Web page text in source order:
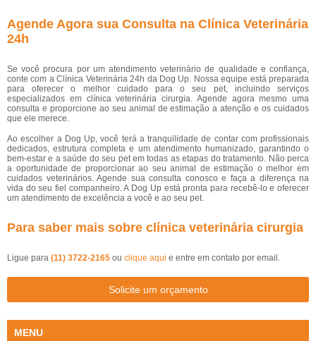
Agende Agora sua Consulta na Clínica Veterinária
24h
Se você procura por um atendimento veterinário de qualidade e confiança,
conte com a Clínica Veterinária 24h da Dog Up. Nossa equipe está preparada
para oferecer o melhor cuidado para o seu pet, incluindo serviços
especializados em clínica veterinária cirurgia. Agende agora mesmo uma
consulta e proporcione ao seu animal de estimação a atenção e os cuidados
que ele merece.
Ao escolher a Dog Up, você terá a tranquilidade de contar com profissionais
dedicados, estrutura completa e um atendimento humanizado, garantindo o
bem-estar e a saúde do seu pet em todas as etapas do tratamento. Não perca
a oportunidade de proporcionar ao seu animal de estimação o melhor em
cuidados veterinários. Agende sua consulta conosco e faça a diferença na
vida do seu fiel companheiro. A Dog Up está pronta para recebê-lo e oferecer
um atendimento de excelência a você e ao seu pet.
Para saber mais sobre clínica veterinária cirurgia
Ligue para (11) 3722-2165 ou clique aqui e entre em contato por email.
Solicite um orçamento
MENU